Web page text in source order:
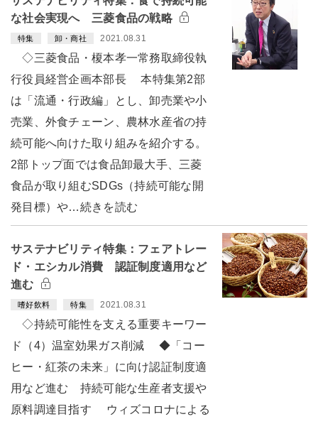
な社会実現へ 三菱食品の戦略
特集 卸・商社 2021.08.31
◇三菱食品・榎本孝一常務取締役執
行役員経営企画本部長 本特集第2部
は「流通・行政編」とし、卸売業や小
売業、外食チェーン、農林水産省の持
続可能へ向けた取り組みを紹介する。
2部トップ面では食品卸最大手、三菱
食品が取り組むSDGs（持続可能な開
発目標）や…続きを読む
サステナビリティ特集：フェアトレー
ド・エシカル消費 認証制度適用など
進む
嗜好飲料 特集 2021.08.31
◇持続可能性を支える重要キーワー
ド（4）温室効果ガス削減 ◆「コー
ヒー・紅茶の未来」に向け認証制度適
用など進む 持続可能な生産者支援や
原料調達目指す ウィズコロナによる